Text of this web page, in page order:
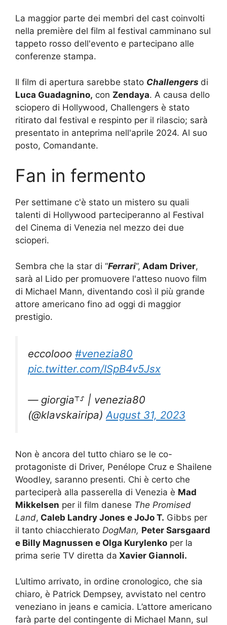
La maggior parte dei membri del cast coinvolti
nella première del film al festival camminano sul
tappeto rosso dell'evento e partecipano alle
conferenze stampa.
Il film di apertura sarebbe stato Challengers di
Luca Guadagnino, con Zendaya. A causa dello
sciopero di Hollywood, Challengers è stato
ritirato dal festival e respinto per il rilascio; sarà
presentato in anteprima nell'aprile 2024. Al suo
posto, Comandante.
Fan in fermento
Per settimane c'è stato un mistero su quali
talenti di Hollywood parteciperanno al Festival
del Cinema di Venezia nel mezzo dei due
scioperi.
Sembra che la star di “Ferrari”, Adam Driver,
sarà al Lido per promuovere l'atteso nuovo film
di Michael Mann, diventando così il più grande
attore americano fino ad oggi di maggior
prestigio.
eccolooo #venezia80
pic.twitter.com/ISpB4v5Jsx
— giorgia⸆⸉ | venezia80
(@klavskairipa) August 31, 2023
Non è ancora del tutto chiaro se le co-
protagoniste di Driver, Penélope Cruz e Shailene
Woodley, saranno presenti. Chi è certo che
parteciperà alla passerella di Venezia è Mad
Mikkelsen per il film danese The Promised
Land, Caleb Landry Jones e JoJo T. Gibbs per
il tanto chiacchierato DogMan, Peter Sarsgaard
e Billy Magnussen e Olga Kurylenko per la
prima serie TV diretta da Xavier Giannoli.
L’ultimo arrivato, in ordine cronologico, che sia
chiaro, è Patrick Dempsey, avvistato nel centro
veneziano in jeans e camicia. L’attore americano
farà parte del contingente di Michael Mann, sul